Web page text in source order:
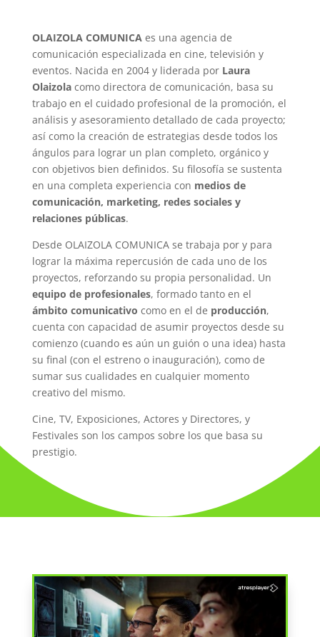
OLAIZOLA COMUNICAes una agencia de
comunicación especializada en cine, televisión y
eventos. Nacida en 2004 y liderada por Laura
Olaizolacomo directora de comunicación, basa su
trabajo en el cuidado profesional de la promoción, el
análisis y asesoramiento detallado de cada proyecto;
así como la creación de estrategias desde todos los
ángulos para lograr un plan completo, orgánico y
con objetivos bien definidos. Su filosofía se sustenta
en una completa experiencia con medios de
comunicación, marketing, redes sociales y
relaciones públicas.
Desde OLAIZOLA COMUNICA se trabaja por y para
lograr la máxima repercusión de cada uno de los
proyectos, reforzando su propia personalidad. Un
equipo de profesionales, formado tanto en el
ámbito comunicativo como en el de producción,
cuenta con capacidad de asumir proyectos desde su
comienzo (cuando es aún un guión o una idea) hasta
su final (con el estreno o inauguración), como de
sumar sus cualidades en cualquier momento
creativo del mismo.
Cine, TV, Exposiciones, Actores y Directores, y
Festivales son los campos sobre los que basa su
prestigio.